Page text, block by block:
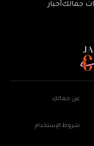
جمالكأخبار
عن جمالكِ
شروط الإستخدام